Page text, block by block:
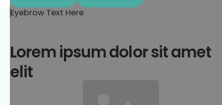
Eyebrow Text Here
Lorem ipsum dolor sit amet
elit